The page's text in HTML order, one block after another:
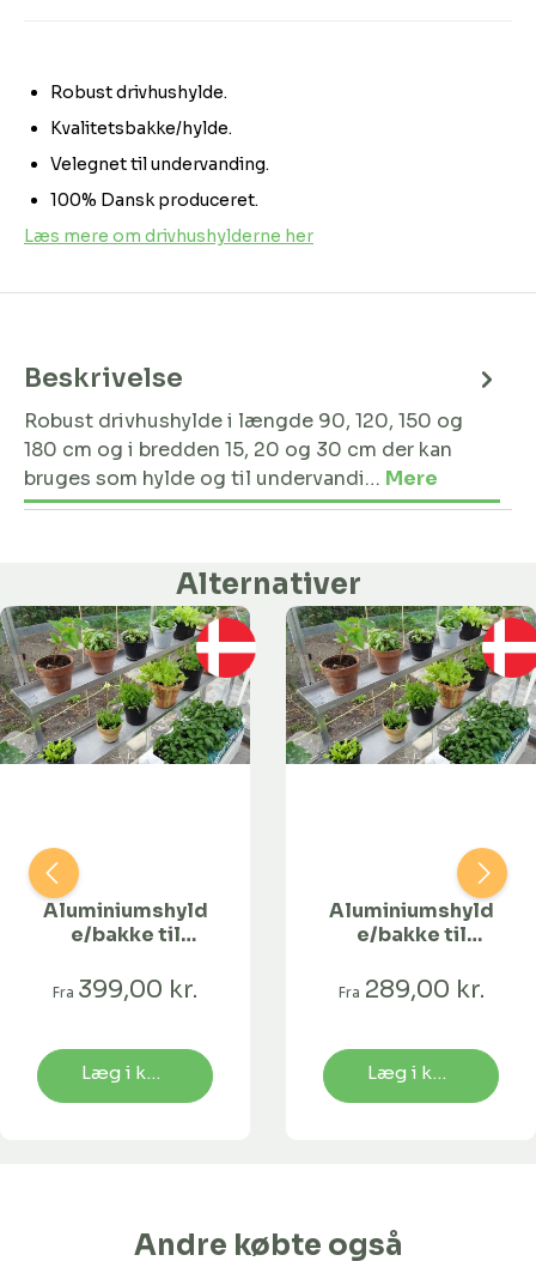
Robust drivhushylde.
Kvalitetsbakke/hylde.
Velegnet til undervanding.
100% Dansk produceret.
Læs mere om drivhushylderne her
Beskrivelse
Robust drivhushylde i længde 90, 120, 150 og
180 cm og i bredden 15, 20 og 30 cm der kan
bruges som hylde og til undervandi… Mere
Alternativer
Aluminiumshyld
e/bakke til
180 x 20 cm
Fra 399,00 kr.
Læg i kurv
Aluminiumshyld
e/bakke til
120 x 15 cm
Fra 289,00 kr.
Læg i kurv
Andre købte også